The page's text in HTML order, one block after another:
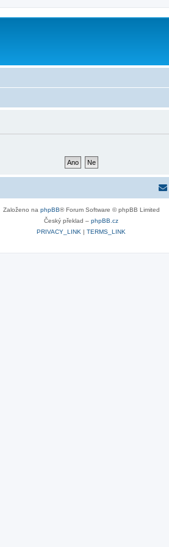
Založeno na phpBB® Forum Software © phpBB Limited
Český překlad – phpBB.cz
PRIVACY_LINK | TERMS_LINK